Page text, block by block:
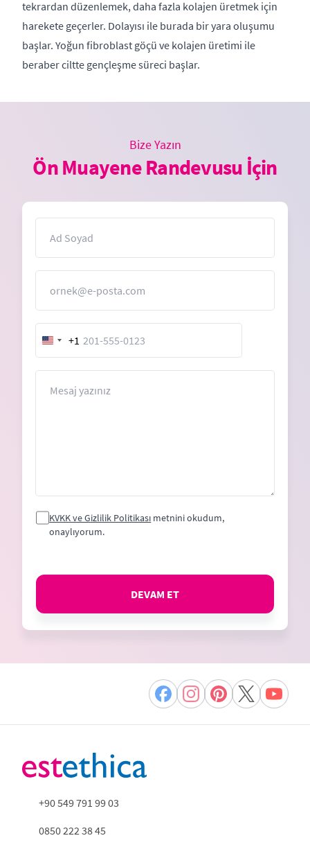
tekrardan düzenlemek, daha fazla kolajen üretmek için
harekete geçerler. Dolayısı ile burada bir yara oluşumu
başlar. Yoğun fibroblast göçü ve kolajen üretimi ile
beraber ciltte gençleşme süreci başlar.
Bize Yazın
Ön Muayene Randevusu İçin
United
States
+1
KVKK ve Gizlilik Politikası metnini okudum,
onaylıyorum.
DEVAM ET
+90 549 791 99 03
0850 222 38 45